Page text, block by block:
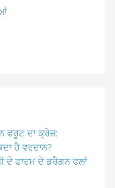
ਫਰੂਟ ਦਾ ਕ੍ਰੇਜ਼:
ਹੈ ਵਰਦਾਨ?
ਦੇ ਫਾਰਮ ਦੇ ਡਰੈਗਨ ਫਲਾਂ